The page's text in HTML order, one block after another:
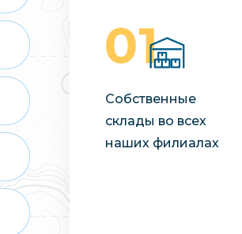
Собственные
склады во всех
наших филиалах